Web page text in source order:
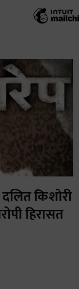
किशोरी
हिरासत